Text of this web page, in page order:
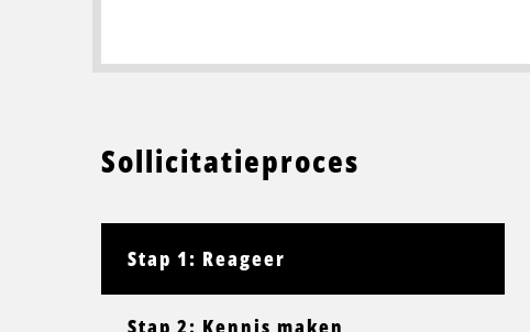
Sollicitatieproces
Stap 1: Reageer
Stap 2: Kennis maken